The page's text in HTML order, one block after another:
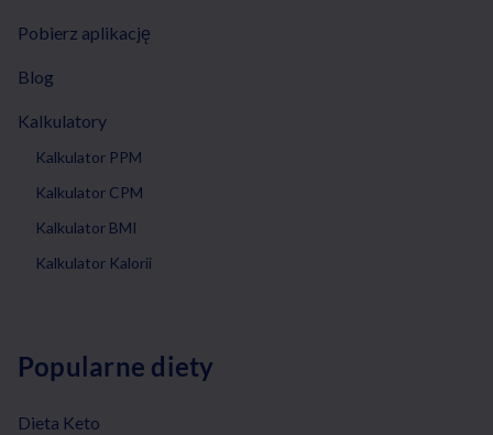
Pobierz aplikację
Blog
Kalkulatory
Kalkulator PPM
Kalkulator CPM
Kalkulator BMI
Kalkulator Kalorii
Popularne diety
Dieta Keto